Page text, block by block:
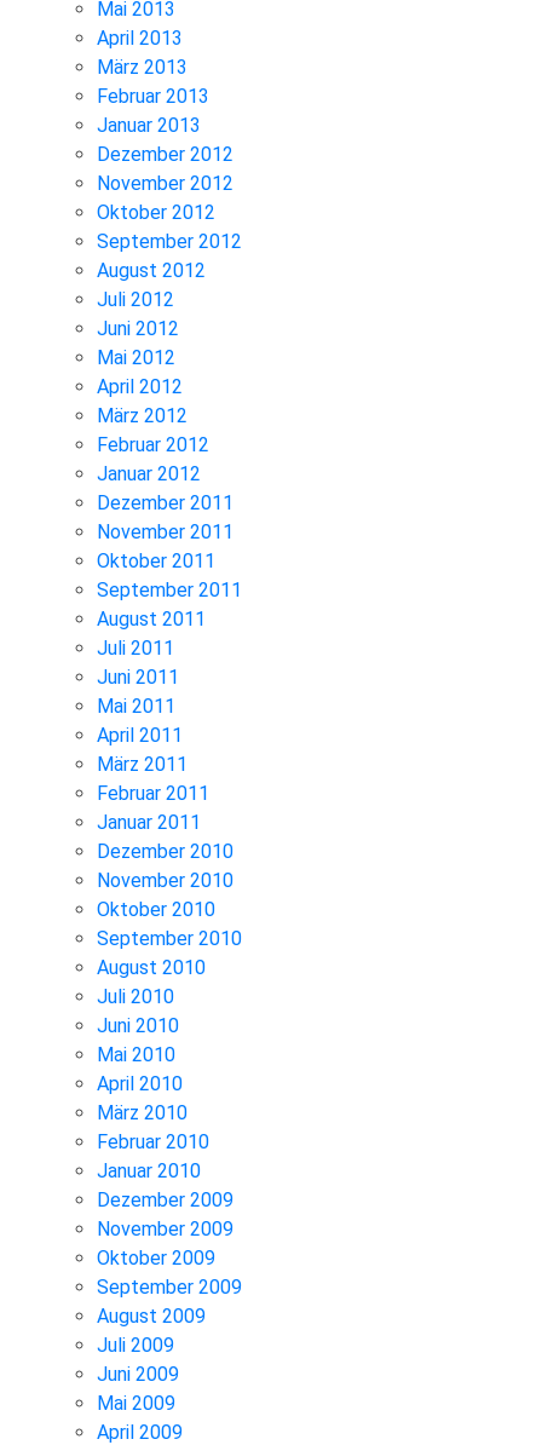
Mai 2013
April 2013
März 2013
Februar 2013
Januar 2013
Dezember 2012
November 2012
Oktober 2012
September 2012
August 2012
Juli 2012
Juni 2012
Mai 2012
April 2012
März 2012
Februar 2012
Januar 2012
Dezember 2011
November 2011
Oktober 2011
September 2011
August 2011
Juli 2011
Juni 2011
Mai 2011
April 2011
März 2011
Februar 2011
Januar 2011
Dezember 2010
November 2010
Oktober 2010
September 2010
August 2010
Juli 2010
Juni 2010
Mai 2010
April 2010
März 2010
Februar 2010
Januar 2010
Dezember 2009
November 2009
Oktober 2009
September 2009
August 2009
Juli 2009
Juni 2009
Mai 2009
April 2009